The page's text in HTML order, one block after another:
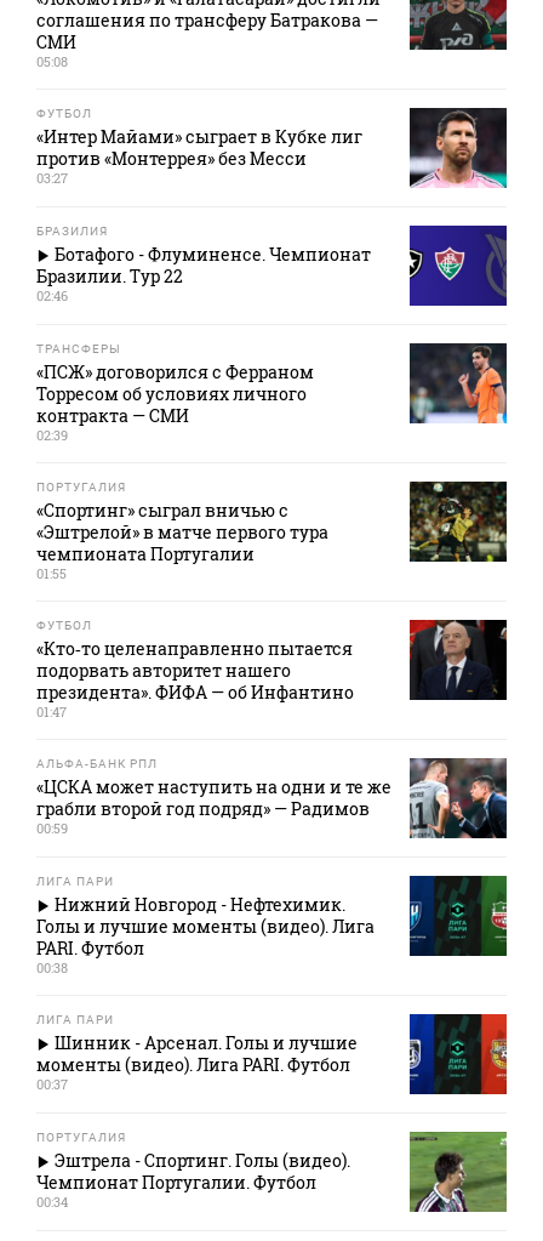
соглашения по трансферу Батракова —
СМИ
05:08
ФУТБОЛ
«Интер Майами» сыграет в Кубке лиг
против «Монтеррея» без Месси
03:27
БРАЗИЛИЯ
Ботафого - Флуминенсе. Чемпионат
Бразилии. Тур 22
02:46
ТРАНСФЕРЫ
«ПСЖ» договорился с Ферраном
Торресом об условиях личного
контракта — СМИ
02:39
ПОРТУГАЛИЯ
«Спортинг» сыграл вничью с
«Эштрелой» в матче первого тура
чемпионата Португалии
01:55
ФУТБОЛ
«Кто‑то целенаправленно пытается
подорвать авторитет нашего
президента». ФИФА — об Инфантино
01:47
АЛЬФА-БАНК РПЛ
«ЦСКА может наступить на одни и те же
грабли второй год подряд» — Радимов
00:59
ЛИГА ПАРИ
Нижний Новгород - Нефтехимик.
Голы и лучшие моменты (видео). Лига
PARI. Футбол
00:38
ЛИГА ПАРИ
Шинник - Арсенал. Голы и лучшие
моменты (видео). Лига PARI. Футбол
00:37
ПОРТУГАЛИЯ
Эштрела - Спортинг. Голы (видео).
Чемпионат Португалии. Футбол
00:34